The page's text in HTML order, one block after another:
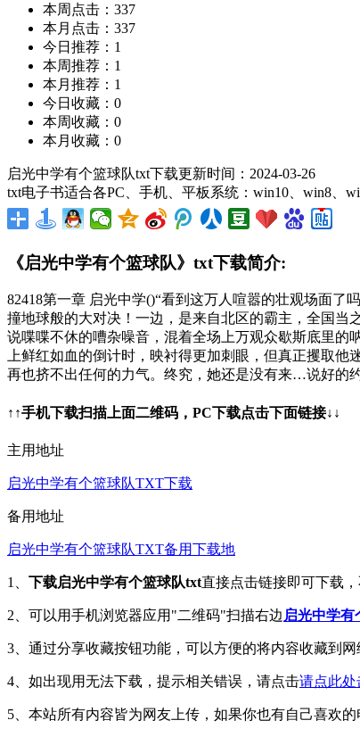
本周点击：337
本月点击：337
今日推荐：1
本周推荐：1
本月推荐：1
今日收藏：0
本周收藏：0
本月收藏：0
启光中学有个篮球队txt下载更新时间：2024-03-26
txt电子书适合各PC、手机、平板系统：win10、win8、
《启光中学有个篮球队》txt下载简介:
82418第一章 启光中学()“看到这万人喧嚣的壮观场面了
撞地球般的大对决！一边，是来自北区的霸主，全国
说喋喋不休的嘈杂噪音，混着全场上万观众歇斯底里
上鲜红如血的倒计时，映衬得更加刺眼，但真正攫取
再也挤不出任何的力气。终究，她还是没有来…说好
↑↑手机下载扫描上面二维码，PC下载点击下面链接↓↓
主用地址
启光中学有个篮球队TXT下载
备用地址
启光中学有个篮球队TXT备用下载地
1、 下载启光中学有个篮球队txt直接点击链接即可下载
2、可以用手机浏览器应用"二维码"扫描右边 启光中学
3、通过分享收藏按钮功能，可以方便的将内容收藏到网
4、如出现用无法下载，提示相关错误，请点击请点此处
5、本站所有内容皆为网友上传，如果你也有自己喜欢的